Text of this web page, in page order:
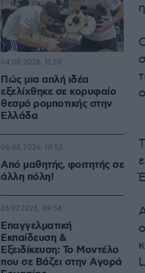
Πώς μια απλή ιδέα
εξελίχθηκε σε κορυφαίο
θεσμό ρομποτικής στην
Ελλάδα
04.08.2026, 11:20
Από μαθητής, φοιτητής σε
άλλη πόλη!
06.08.2026, 10:52
Επαγγελματική
Εκπαίδευση &
Εξειδίκευση: Το Mοντέλο
που σε Bάζει στην Aγορά
26.07.2026, 09:54